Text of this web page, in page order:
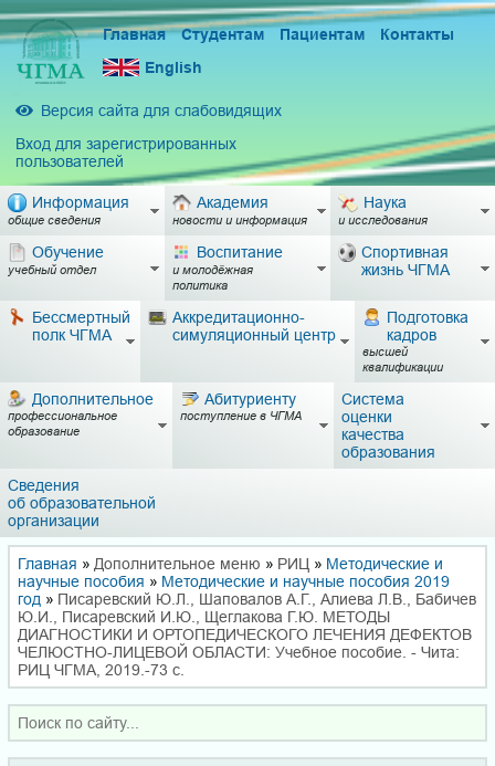
Главная Студентам Пациентам
Контакты
English
Версия сайта для слабовидящих
Вход для зарегистрированных
пользователей
Информация
общие сведения
Академия
новости и информация
Наука
и исследования
Обучение
учебный отдел
Воспитание
и молодёжная
политика
Спортивная
жизнь ЧГМА
Бессмертный
полк ЧГМА
Аккредитационно-
симуляционный центр
Подготовка
кадров
высшей
квалификации
Дополнительное
профессиональное
образование
Абитуриенту
поступление в ЧГМА
Система
оценки
качества
образования
Сведения
об образовательной
организации
Главная » Дополнительное меню » РИЦ » Методические и
научные пособия » Методические и научные пособия 2019
год » Писаревский Ю.Л., Шаповалов А.Г., Алиева Л.В., Бабичев
Ю.И., Писаревский И.Ю., Щеглакова Г.Ю. МЕТОДЫ
ДИАГНОСТИКИ И ОРТОПЕДИЧЕСКОГО ЛЕЧЕНИЯ ДЕФЕКТОВ
ЧЕЛЮСТНО-ЛИЦЕВОЙ ОБЛАСТИ: Учебное пособие. - Чита:
РИЦ ЧГМА, 2019.-73 с.